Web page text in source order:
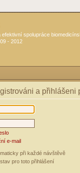
efektivní spolupráce
- 2012
a přihlášeni
e-mail
při každé návštěvě
pro toto přihlášení